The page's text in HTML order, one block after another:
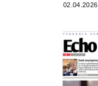
02.04.2026